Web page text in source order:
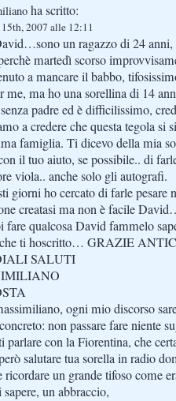
ha scritto:
2007 alle 12:11
un ragazzo di 24
martedì scorso
a mancare il babbo,
me, ma ho una sorellina di 14
padre ed è difficilissimo,
a credere che questa tegola si
famiglia. Ti dicevo della mia
il tuo aiuto, se possibile.. di
viola.. anche solo gli autografi.
giorni ho cercato di farle pesare
creatasi ma non è facile
fare qualcosa David fammelo
ti hoscritto… GRAZIE
SALUTI
ogni mio discorso
non passare fare niente
parlare con la Fiorentina, che
salutare tua sorella in radio
ricordare un grande tifoso come
un abbraccio,